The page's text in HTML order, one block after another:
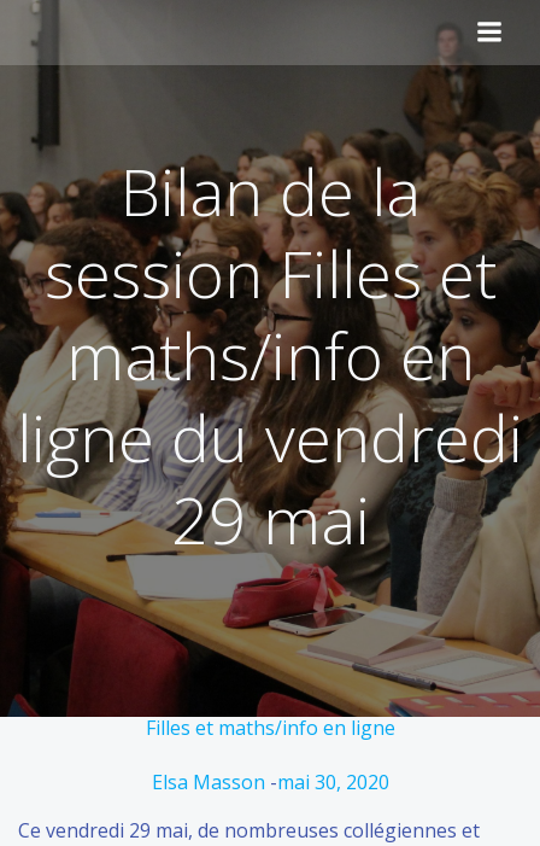
contenu
Bilan de la
session Filles et
maths/info en
ligne du vendredi
29 mai
Filles et maths/info en ligne
Elsa Masson -mai 30, 2020
Ce vendredi 29 mai, de nombreuses collégiennes et